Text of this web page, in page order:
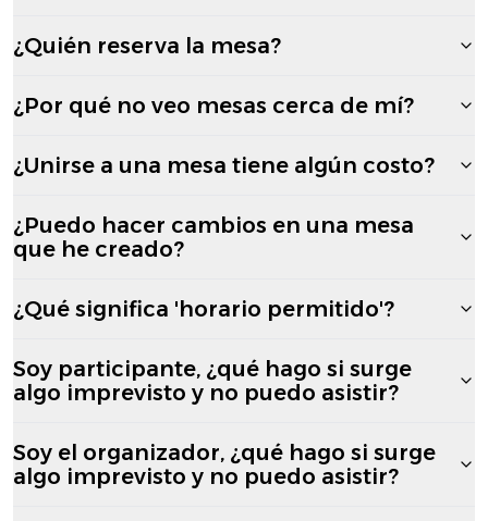
¿Quién reserva la mesa?
¿Por qué no veo mesas cerca de mí?
¿Unirse a una mesa tiene algún costo?
¿Puedo hacer cambios en una mesa
que he creado?
¿Qué significa 'horario permitido'?
Soy participante, ¿qué hago si surge
algo imprevisto y no puedo asistir?
Soy el organizador, ¿qué hago si surge
algo imprevisto y no puedo asistir?